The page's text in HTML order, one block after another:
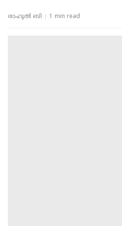
രാഹുൽ ബി 1 min read